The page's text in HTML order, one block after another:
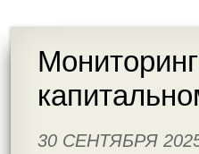
30 СЕНТЯБРЯ